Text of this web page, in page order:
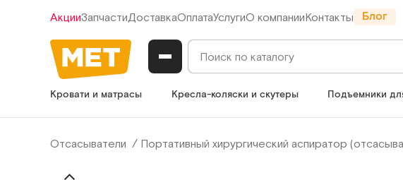
АкцииЗапчастиДоставкаОплатаУслугиО компанииКонтакты Блог
Кровати и матрасы Кресла-коляски и скутеры Подъемники
Отсасыватели Портативный хирургический аспиратор